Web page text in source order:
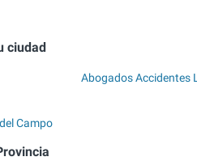
ciudad
Campo
Abogados Accidentes